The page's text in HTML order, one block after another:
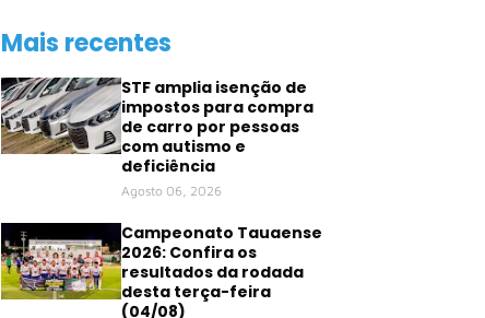
Mais recentes
STF amplia isenção de
impostos para compra
de carro por pessoas
com autismo e
deficiência
Agosto 06, 2026
Campeonato Tauaense
2026: Confira os
resultados da rodada
desta terça-feira
(04/08)